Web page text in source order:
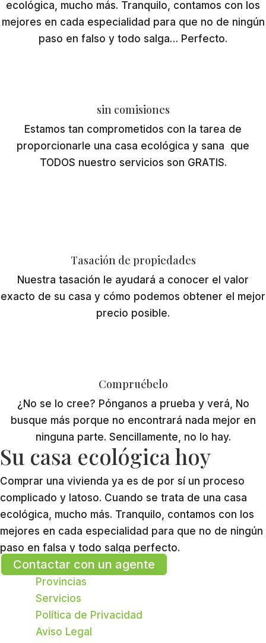
ecológica, mucho más. Tranquilo, contamos con los
mejores en cada especialidad para que no de ningún
paso en falso y todo salga… Perfecto.
sin comisiones
Estamos tan comprometidos con la tarea de
proporcionarle una casa ecológica y sana que
TODOS nuestro servicios son GRATIS.
Tasación de propiedades
Nuestra tasación le ayudará a conocer el valor
exacto de su casa y cómo podemos obtener el mejor
precio posible.
Compruébelo
¿No se lo cree? Pónganos a prueba y verá, No
busque más porque no encontrará nada mejor en
ninguna parte. Sencillamente, no lo hay.
Su casa ecológica hoy
Comprar una vivienda ya es de por sí un proceso
complicado y latoso. Cuando se trata de una casa
ecológica, mucho más. Tranquilo, contamos con los
mejores en cada especialidad para que no de ningún
paso en falsa y todo salga perfecto.
Contactar con un agente
Provincias
Servicios
Política de Privacidad
Aviso Legal